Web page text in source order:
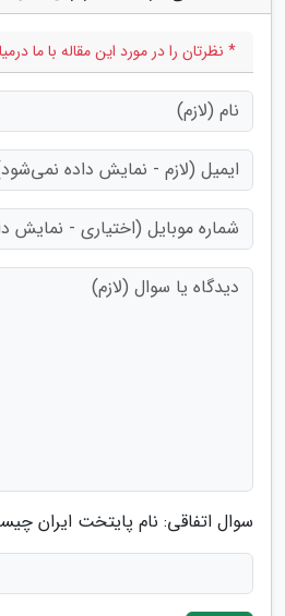
* نظرتان را در مورد این مقاله با ما
سوال اتفاقی: نام پایتخت ایران